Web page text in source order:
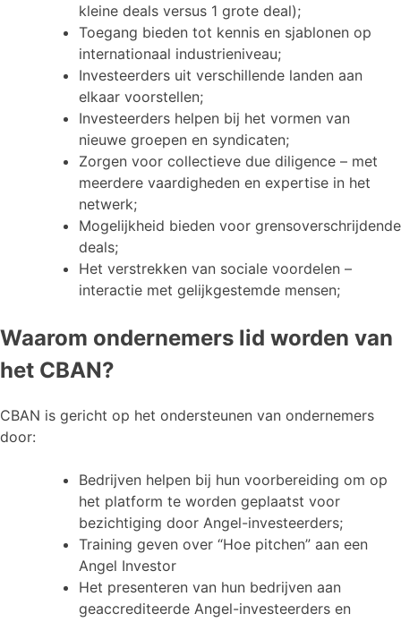
kleine deals versus 1 grote deal);
Toegang bieden tot kennis en sjablonen op
internationaal industrieniveau;
Investeerders uit verschillende landen aan
elkaar voorstellen;
Investeerders helpen bij het vormen van
nieuwe groepen en syndicaten;
Zorgen voor collectieve due diligence – met
meerdere vaardigheden en expertise in het
netwerk;
Mogelijkheid bieden voor grensoverschrijdende
deals;
Het verstrekken van sociale voordelen –
interactie met gelijkgestemde mensen;
Waarom ondernemers lid worden van
het CBAN?
CBAN is gericht op het ondersteunen van ondernemers
door:
Bedrijven helpen bij hun voorbereiding om op
het platform te worden geplaatst voor
bezichtiging door Angel-investeerders;
Training geven over “Hoe pitchen” aan een
Angel Investor
Het presenteren van hun bedrijven aan
geaccrediteerde Angel-investeerders en